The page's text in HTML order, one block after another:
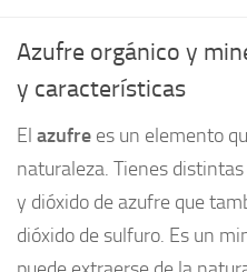
Estética y Belleza
Remedios Naturales
Nutrición
Otras Categorías
Acidos
Embarazo
Azufre orgánico y
y características
El azufre es un elemento
naturaleza. Tienes
y dióxido de azufre que
dióxido de sulfuro. Es un